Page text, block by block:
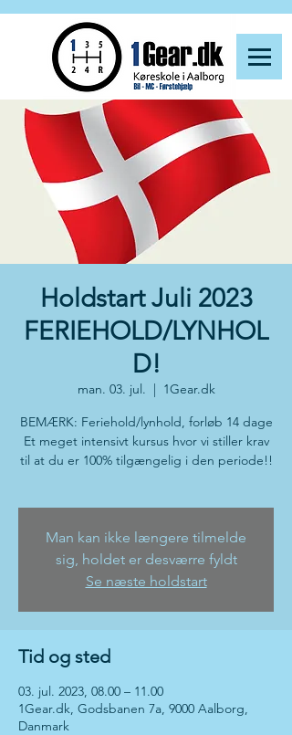
Holdstart Juli 2023
FERIEHOLD/LYNHOL
D!
man. 03. jul.
  |
1Gear.dk
BEMÆRK: Feriehold/lynhold, forløb 14 dage
Et meget intensivt kursus hvor vi stiller krav
til at du er 100% tilgængelig i den periode!!
Man kan ikke længere tilmelde
sig, holdet er desværre fyldt
Se næste holdstart
Tid og sted
03. jul. 2023, 08.00 – 11.00
1Gear.dk, Godsbanen 7a, 9000 Aalborg,
Danmark